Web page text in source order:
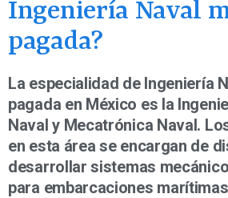
Ingeniería Naval
pagada?
La especialidad de Ingeniería
pagada en México es la
Naval y Mecatrónica Naval.
en esta área se encargan de
desarrollar sistemas
para embarcaciones